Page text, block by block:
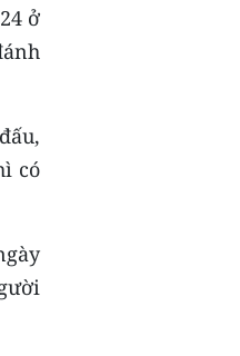
ở
có